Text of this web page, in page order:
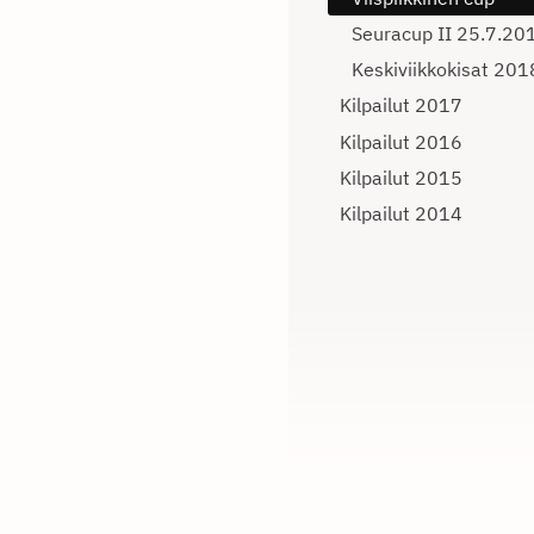
Seuracup II
Keskiviikkokisat
Kilpailut 2017
Kilpailut 2016
Kilpailut 2015
Kilpailut 2014